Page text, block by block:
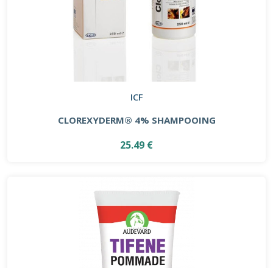
ICF
CLOREXYDERM® 4% SHAMPOOING
25.49 €